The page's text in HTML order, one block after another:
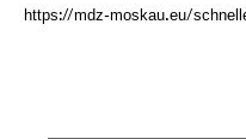
https://mdz-moskau.eu/